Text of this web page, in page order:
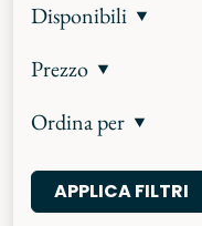
Disponibili
Prezzo
Ordina per